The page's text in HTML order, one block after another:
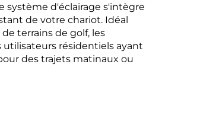
système d'éclairage s'intègre
de votre chariot. Idéal
terrains de golf, les
résidentiels ayant
des trajets matinaux ou